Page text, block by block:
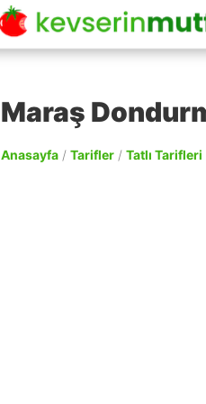
Maraş
Anasayfa / Tarifler / Tatlı Tarifleri